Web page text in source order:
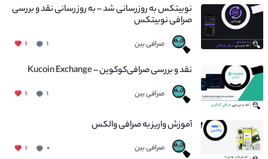
نوبیتکس به روزرسانی شد – به روز رسانی نقد و بررسی
صرافی نوبیتکس
صرافی بین ۱ ۱
نقد و بررسی صرافی‌کوکوین – Kucoin Exchange
صرافی بین ۱ ۱
آموزش واریز به صرافی والکس
صرافی بین ۰ ۱